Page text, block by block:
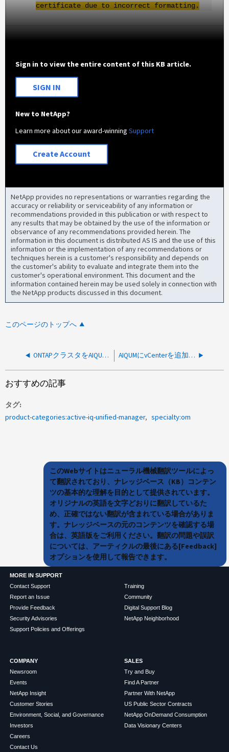
certificate due to incorrect formatting.
Sign in to view the entire content of this KB article.
SIGN IN
New to NetApp?
Learn more about our award-winningSupport
Create Account
NetApp provides no representations or warranties regarding the
accuracy or reliability or serviceability of any information or
recommendations provided in this publication or with respect to
any results that may be obtained by the use of the information or
observance of any recommendations provided herein. The
information in this document is distributed AS IS and the use of this
information or the implementation of any recommendations or
techniques herein is a customer's responsibility and depends on
the customer's ability to evaluate and integrate them into the
customer's operational environment. This document and the
information contained herein may be used solely in connection with
the NetApp products discussed in this document.
このページのトップへ
ONTAPクラスタをAIQUM RCバージョンに追加できません AIQUMにvCenterを追加できません
おすすめの記事
タグ
product-categories:active-iq-unified-manager
specialty:om
このWebサイトはニューラル機械翻訳ツールによっ
て翻訳されており、ナレッジベース（KB）コンテン
ツの基本的な理解を目的として提供されています。
オリジナルの英語を文字どおりに翻訳しているた
め、正確ではない翻訳が含まれている場合がありま
す。ナレッジベースの元のコンテンツを確認する場
合は、英語版をご利用ください。翻訳の問題や誤訳
については、アーティクルの最後にある[Feedback]
オプションを使用して報告できます。
MORE IN SUPPORT
Contact Support
Report an Issue
Provide Feedback
Security Advisories
Support Policies and Offerings
Training
Community
Digital Support Blog
NetApp Neighborhood
COMPANY
Newsroom
Events
NetApp Insight
Customer Stories
Environment, Social, and Governance
Investors
Careers
Contact Us
SALES
Try and Buy
Find A Partner
Partner With NetApp
US Public Sector Contracts
NetApp OnDemand Consumption
Data Visionary Centers